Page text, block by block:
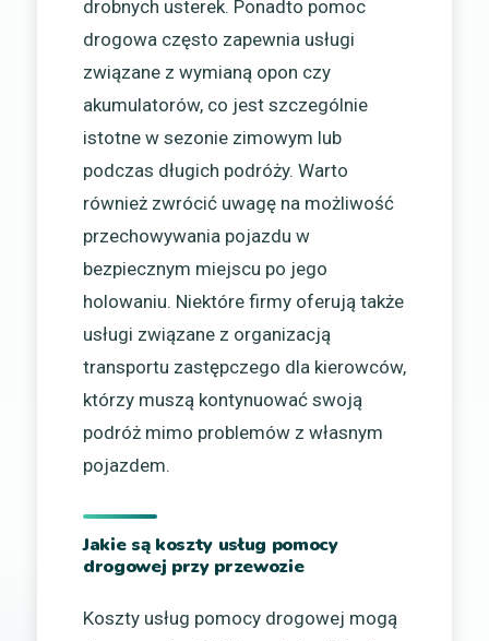
drobnych usterek. Ponadto pomoc
drogowa często zapewnia usługi
związane z wymianą opon czy
akumulatorów, co jest szczególnie
istotne w sezonie zimowym lub
podczas długich podróży. Warto
również zwrócić uwagę na możliwość
przechowywania pojazdu w
bezpiecznym miejscu po jego
holowaniu. Niektóre firmy oferują także
usługi związane z organizacją
transportu zastępczego dla kierowców,
którzy muszą kontynuować swoją
podróż mimo problemów z własnym
pojazdem.
Jakie są koszty usług pomocy
drogowej przy przewozie
Koszty usług pomocy drogowej mogą